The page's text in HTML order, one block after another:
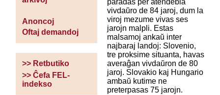
Anoncoj
Oftaj demandoj
>> Retbutiko
>> Ĉefa FEL-
indekso
paradas per atendebla
vivdaŭro de 84 jaroj, dum la
viroj mezume vivas ses
jarojn malpli. Estas
malsamoj ankaŭ inter
najbaraj landoj: Slovenio,
tre proksime situanta, havas
averaĝan vivdaŭron de 80
jaroj. Slovakio kaj Hungario
ambaŭ kutime ne
preterpasas 75 jarojn.